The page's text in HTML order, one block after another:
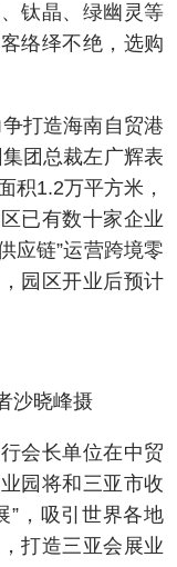
钛晶、绿幽灵等
络绎不绝，选购
打造海南自贸港
团总裁左广辉表
积1.2万平方米，
已有数十家企业
应链”运营跨境零
园区开业后预计
沙晓峰摄
会长单位在中贸
园将和三亚市收
”，吸引世界各地
打造三亚会展业